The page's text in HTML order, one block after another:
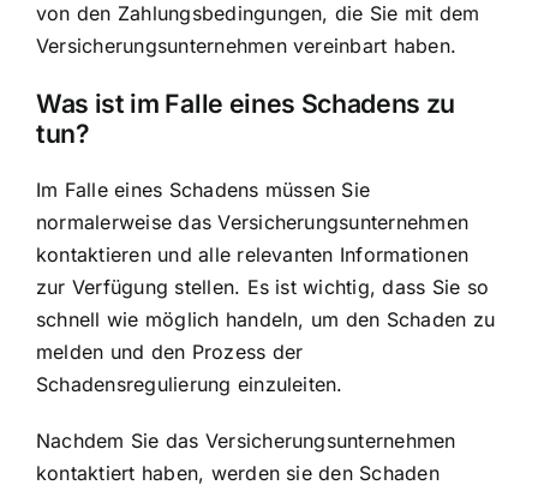
von den Zahlungsbedingungen, die Sie mit dem
Versicherungsunternehmen vereinbart haben.
Was ist im Falle eines Schadens zu
tun?
Im Falle eines Schadens müssen Sie
normalerweise das Versicherungsunternehmen
kontaktieren und alle relevanten Informationen
zur Verfügung stellen. Es ist wichtig, dass Sie so
schnell wie möglich handeln, um den Schaden zu
melden und den Prozess der
Schadensregulierung einzuleiten.
Nachdem Sie das Versicherungsunternehmen
kontaktiert haben, werden sie den Schaden